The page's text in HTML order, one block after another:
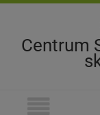
Centrum